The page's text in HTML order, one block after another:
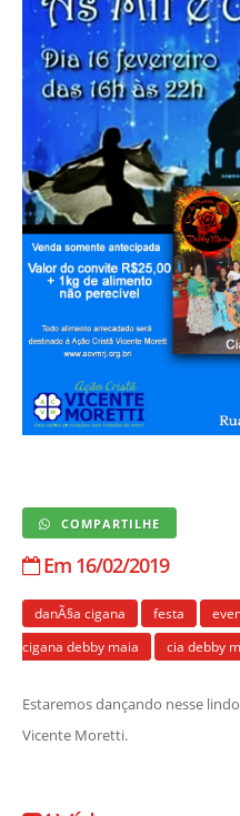
COMPARTILHE
Em 16/02/2019
danÃ§a cigana festa
cigana debby maia
cia debby
Estaremos dançando nesse
Vicente Moretti.